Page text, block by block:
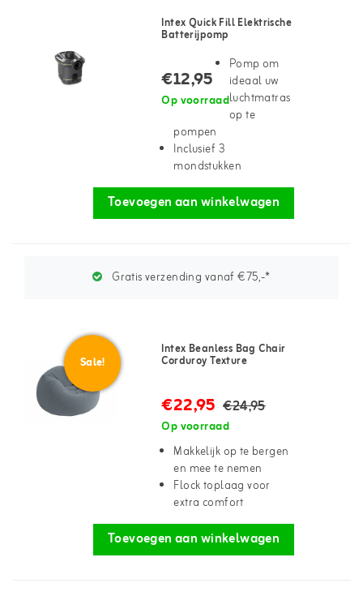
Intex Quick Fill Elektrische
Batterijpomp
€12,95
Op voorraad
Pomp om
ideaal uw
luchtmatras
op te
pompen
Inclusief 3
mondstukken
Toevoegen aan winkelwagen
Gratis verzending vanaf €75,-*
Sale!
Intex Beanless Bag Chair
Corduroy Texture
€22,95 €24,95
Op voorraad
Makkelijk op te bergen
en mee te nemen
Flock toplaag voor
extra comfort
Toevoegen aan winkelwagen